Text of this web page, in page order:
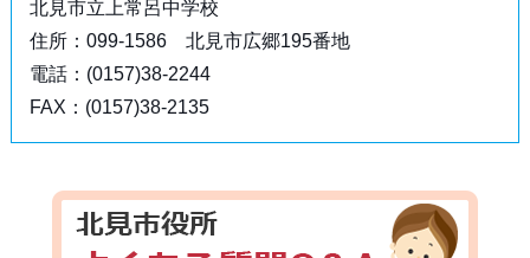
北見市立上常呂中学校
住所：099-1586 北見市広郷195番地
電話：(0157)38-2244
FAX：(0157)38-2135